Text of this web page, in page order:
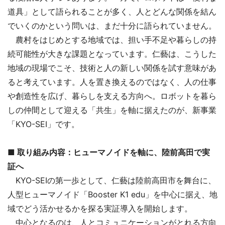
道具」として語られることが多く、人とどんな関係を結ん
でいくのかという問いは、まだ十分に語られていません。
農村をはじめとする地域では、担い手不足や暮らしの持
続可能性が大きな課題となっています。仁藝は、こうした
地域の現場でこそ、技術と人の新しい関係を試す意味があ
ると考えています。人を置き換えるのではなく、人の仕事
や創造性を広げ、暮らしを支える方向へ。ロボットを暮ら
しの仲間として迎える「共生」を軸に据えたのが、新事業
「KYO-SEI」です。
■ 取り組み内容：ヒューマノイドを軸に、陸前高田で実
証へ
KYO-SEIの第一歩として、仁藝は陸前高田市を舞台に、
人型ヒューマノイド「Booster K1 edu」を中心に据え、地
域でどう活かせるかを探る実証導入を開始します。
中心となるのは、人とコミュニケーションがとれる方向